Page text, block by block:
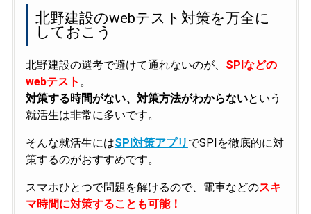
北野建設のwebテスト対策を万全に
しておこう
北野建設の選考で避けて通れないのが、 SPIなどの
webテスト 。
対策する時間がない、対策方法がわからないという
就活生は非常に多いです。
そんな就活生にはSPI対策アプリ でSPIを徹底的に対
策するのがおすすめです。
スマホひとつで問題を解けるので、電車などのスキ
マ時間に対策することも可能！